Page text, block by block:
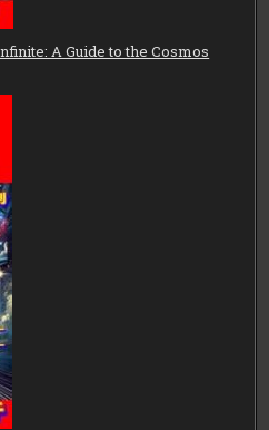
A Guide to the Cosmos